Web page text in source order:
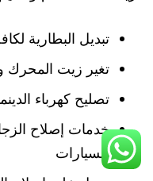
تبديل البطارية
تغير زيت المحرك و
تصليح كهرباء
خدمات إصلاح
للسيارات